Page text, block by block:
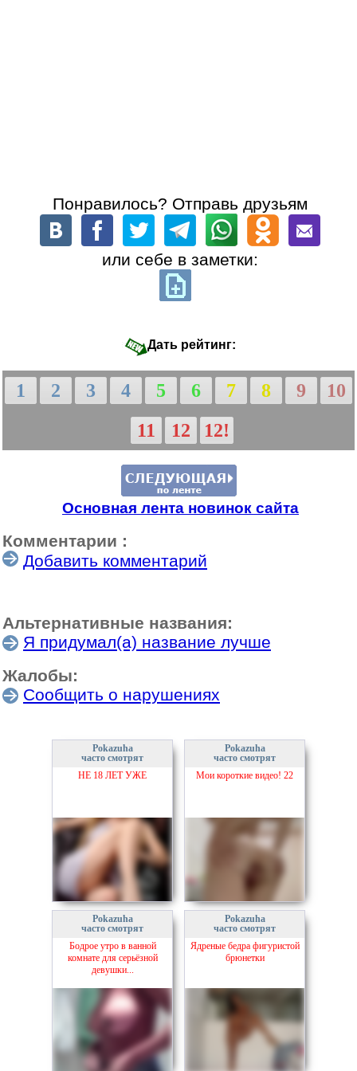
Понравилось? Отправь друзьям
или себе в заметки:
Дать рейтинг:
1 2 3 4 5 6 7 8 9
10
11
12 12!
Основная лента новинок сайта
Комментарии :
Добавить комментарий
Альтернативные названия:
Я придумал(а) название лучше
Жалобы:
Сообщить о нарушениях
Pokazuha
часто смотрят
НЕ 18 ЛЕТ УЖЕ
Pokazuha
часто смотрят
Мои короткие видео! 22
Pokazuha
часто смотрят
Бодрое утро в ванной
комнате для серьёзной
девушки...
Pokazuha
часто смотрят
Ядреные бедра фигуристой
брюнетки